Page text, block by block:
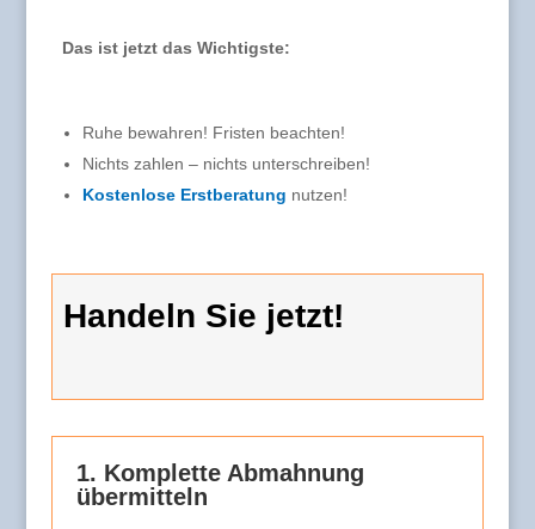
Das ist jetzt das Wichtigste:
Ruhe bewahren! Fristen beachten!
Nichts zahlen – nichts unterschreiben!
Kostenlose Erstberatung nutzen!
Handeln Sie jetzt!
1. Komplette Abmahnung
übermitteln